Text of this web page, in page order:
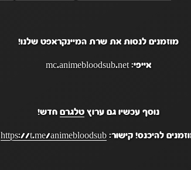
מוזמנים לנסות את שרת המיינקראפט שלנו!
אייפי: mc.animebloodsub.net
נוסף עכשיו גם ערוץטלגרם חדש!
להיכנס! קישור:https://t.me/animebloodsub